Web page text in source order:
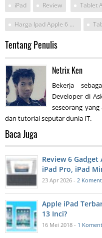
iPad Review Tablet
Harga Ipad Apple 6 8 Inch
Tentang Penulis
Netrix Ken
Bekerja
Developer di
seseorang
dan tutorial seputar dunia IT.
Baca Juga
Review 6 Gadget
iPad Pro, iPad
23 Apr 2026 - 2
Apple iPad
13 Inci?
16 Mei 2018 - 1